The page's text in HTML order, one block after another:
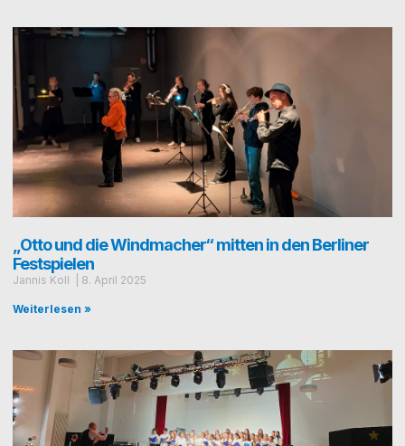
„Otto und die Windmacher“ mitten in den Berliner
Festspielen
Jan­nis Koll 8. April 2025
Weiterlesen »